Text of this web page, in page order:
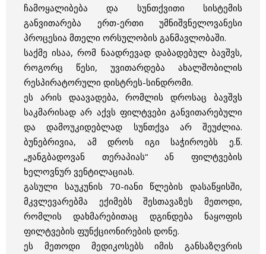
ჩამოყალიბება და სუნთქვითი სისტემის
განვითარება ერთ-ერთი უმნიშვნელოვანესი
პროცესია მთელი ორსულობის განმავლობაში.
საქმე ისაა, რომ ნაადრევად დაბადებულ ბავშვს,
როგორც წესი, უვითარდება ახალშობილის
რესპირატორული დისტრეს-სინდრომი.
ეს არის დაავადება, რომლის დროსაც ბავშვს
საკმარისად არ აქვს ფილტვები განვითარებული
და დამოუკიდებლად სუნთქვა არ შეუძლია.
ბუნებრივია, ამ დროს იგი საჭიროებს ე.წ.
„ჟანგბადოვან თერაპიას“ ან ფილტვების
ხელოვნურ ვენტილაციას.
გასული საუკუნის 70-იანი წლების დასაწყისში,
მკვლევარებმა ექიმებს შესთავაზეს მეთოდი,
რომლის დახმარებითაც დგინდება ნაყოფის
ფილტვების ფუნქციონირების დონე.
ეს მეთოდი მედიკოსებს იმის განსაზღვრის